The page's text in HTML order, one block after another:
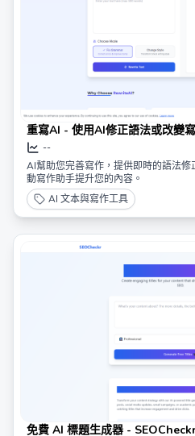
重寫AI - 使用AI修正語法或改變
--
AI幫助您完善寫作，提供即時的語法
動寫作助手提升您的內容。
AI 文本與寫作工具
免費 AI 標題生成器 -